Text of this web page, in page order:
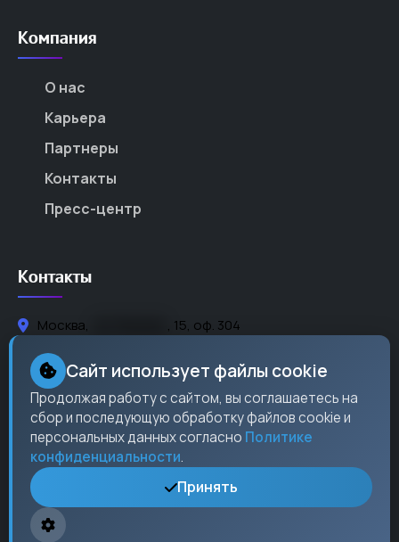
Компания
О нас
Карьера
Партнеры
Контакты
Пресс-центр
Контакты
Москва,
, 15, оф. 304
+7 (495) 123-45-67
info@checkos.ru
Пн-Пт: 9:00 - 18:00
© 2024 CheckOS Pro. Все права защищены.Политика
конфиденциальности
Сайт использует файлы cookie
Продолжая работу с сайтом, вы соглашаетесь на
сбор и последующую обработку файлов cookie и
персональных данных согласно Политике
конфиденциальности.
Принять